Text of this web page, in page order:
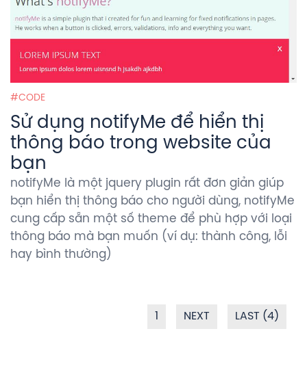
CODE
Sử dụng notifyMe để hiển thị
thông báo trong website của
bạn
notifyMe là một jquery plugin rất đơn giản giúp
bạn hiển thị thông báo cho người dùng, notifyMe
cung cấp sẵn một số theme để phù hợp với loại
thông báo mà bạn muốn (ví dụ: thành công, lỗi
hay bình thường)
1 NEXT LAST (4)